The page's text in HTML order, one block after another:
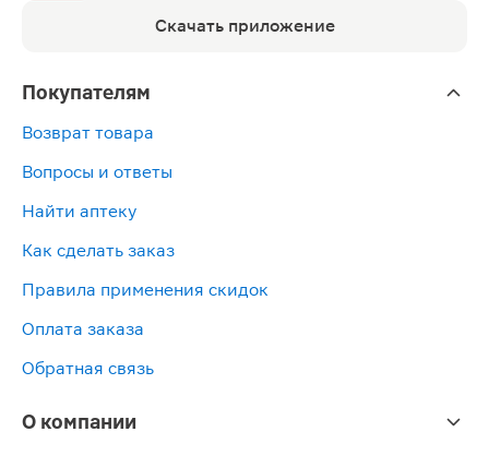
Скачать приложение
Покупателям
Возврат товара
Вопросы и ответы
Найти аптеку
Как сделать заказ
Правила применения скидок
Оплата заказа
Обратная связь
О компании